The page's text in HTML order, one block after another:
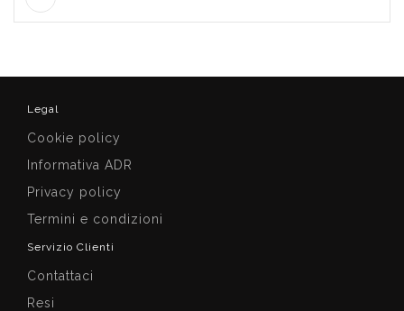
Legal
Cookie policy
Informativa ADR
Privacy policy
Termini e condizioni
Servizio Clienti
Contattaci
Resi